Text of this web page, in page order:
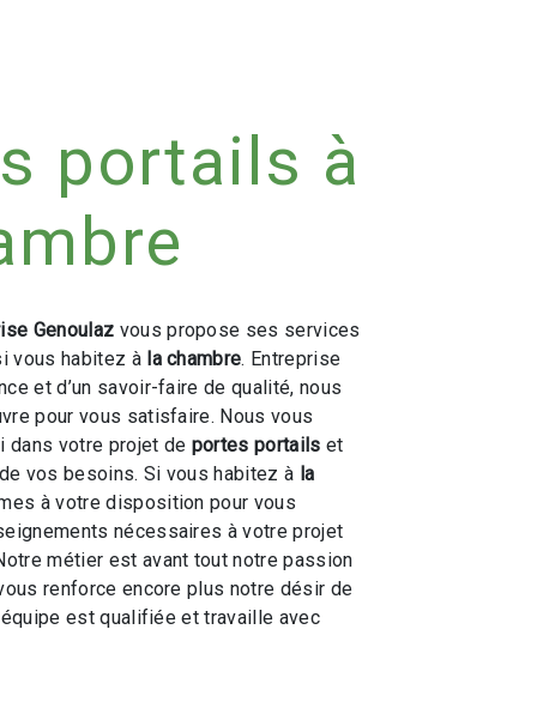
portails à
Genoulaz vous propose ses services
vous habitez à la chambre. Entreprise
et d’un savoir-faire de qualité, nous
pour vous satisfaire. Nous vous
dans votre projet de portes portails et
vos besoins. Si vous habitez à la
à votre disposition pour vous
nécessaires à votre projet
métier est avant tout notre passion
renforce encore plus notre désir de
est qualifiée et travaille avec